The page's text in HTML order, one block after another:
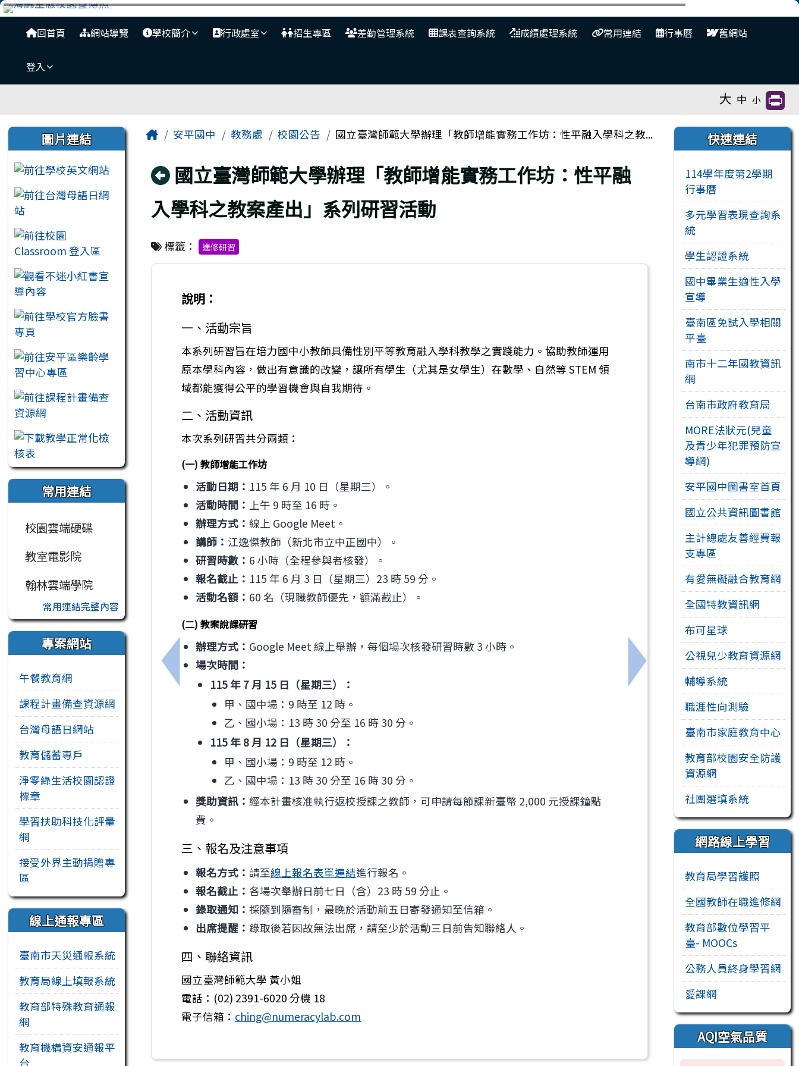
跳至主內容區
臺南市安平國中全球資訊網
導覽列
回首頁 網站導覽 學校簡介 行政處室 招生專區 差勤管理系統 課表查詢系統 成績處理系統 常用連結 行事曆 舊網站
登入
大 中 小
左邊區域內容
圖片連結
常用連結
校園雲端硬碟
教室電影院
翰林雲端學院
常用連結完整內容
專案網站
午餐教育網
課程計畫備查資源網
台灣母語日網站
教育儲蓄專戶
淨零綠生活校園認證
標章
學習扶助科技化評量
網
接受外界主動捐贈專
區
線上通報專區
臺南市天災通報系統
教育局線上填報系統
教育部特殊教育通報
網
教育機構資安通報平
台
主內容區域
Home安平國中 教務處 校園公告 國立臺灣師範大學辦理「教師增能實務工作坊：性平融入學科之教...
回上頁
國立臺灣師範大學辦理「教師增能實務工作坊：性平融
入學科之教案產出」系列研習活動
標籤： 進修研習
上一筆：親子天下股份有限公司舉辦免費線上講座《給教師的SEL必修課：如何先安定自己再安頓孩子》
說明：
一、活動宗旨
本系列研習旨在培力國中小教師具備性別平等教育融入學科教學之實踐能力。協助教師運用
原本學科內容，做出有意識的改變，讓所有學生（尤其是女學生）在數學、自然等 STEM 領
域都能獲得公平的學習機會與自我期待。
二、活動資訊
本次系列研習共分兩類：
(一) 教師增能工作坊
活動日期： 115 年 6 月 10 日（星期三）。
活動時間： 上午 9 時至 16 時。
辦理方式： 線上 Google Meet。
講師： 江逸傑教師（新北市立中正國中）。
研習時數： 6 小時（全程參與者核發）。
報名截止： 115 年 6 月 3 日（星期三）23 時 59 分。
活動名額： 60 名（現職教師優先，額滿截止）。
(二) 教案說課研習
辦理方式： Google Meet 線上舉辦，每個場次核發研習時數 3 小時。
場次時間：
115 年 7 月 15 日（星期三）：
甲、國中場：9 時至 12 時。
乙、國小場：13 時 30 分至 16 時 30 分。
115 年 8 月 12 日（星期三）：
甲、國小場：9 時至 12 時。
乙、國中場：13 時 30 分至 16 時 30 分。
獎助資訊： 經本計畫核准執行返校授課之教師，可申請每節課新臺幣 2,000 元授課鐘點
費。
三、報名及注意事項
報名方式： 請至線上報名表單連結進行報名。
報名截止： 各場次舉辦日前七日（含）23 時 59 分止。
錄取通知： 採隨到隨審制，最晚於活動前五日寄發通知至信箱。
出席提醒： 錄取後若因故無法出席，請至少於活動三日前告知聯絡人。
四、聯絡資訊
國立臺灣師範大學 黃小姐
電話：(02) 2391-6020 分機 18
電子信箱： ching@numeracylab.com
下一筆：檢送「臺南市115年度
右邊區域內容
快速連結
114學年度第2學期
行事曆
多元學習表現查詢系
統
學生認證系統
國中畢業生適性入學
宣導
臺南區免試入學相關
平臺
南市十二年國教資訊
網
台南市政府教育局
MORE法狀元(兒童
及青少年犯罪預防宣
導網)
安平國中圖書室首頁
國立公共資訊圖書館
主計總處友善經費報
支專區
有愛無礙融合教育網
全國特教資訊網
布可星球
公視兒少教育資源網
輔導系統
職涯性向測驗
臺南市家庭教育中心
教育部校園安全防護
資源網
社團選填系統
網路線上學習
教育局學習護照
全國教師在職進修網
教育部數位學習平
臺- MOOCs
公務人員終身學習網
愛課網
AQI空氣品質
頁尾區域